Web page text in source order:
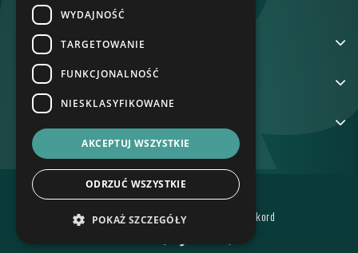
GRUPA REKORD
NA SKRÓTY
POLITYKA PRYWATNOŚCI
Wszelkie prawa zastrzeżone © BTS Rekord
WYDAJNOŚĆ
TARGETOWANIE
FUNKCJONALNOŚĆ
NIESKLASYFIKOWANE
AKCEPTUJ WSZYSTKIE
ODRZUĆ WSZYSTKIE
POKAŻ SZCZEGÓŁY